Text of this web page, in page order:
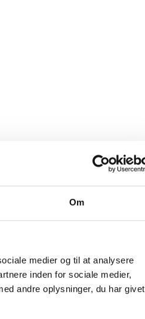
Om
medier og til at analysere
inden for sociale medier,
andre oplysninger, du har givet